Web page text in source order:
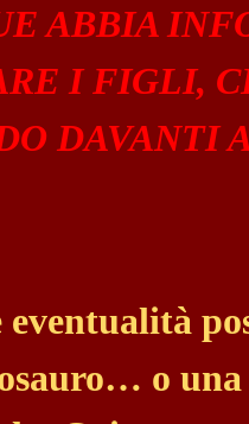
ABBIA
I FIGLI,
DAVANTI
eventualità
o una